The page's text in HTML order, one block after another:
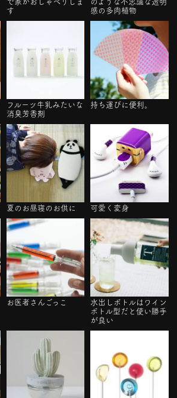
す
感の多肉植物
フルーツ牛乳みたいな
消臭芳香剤
持ち運びに便利。
夏のお昼寝のお供に 可愛く変身
お医者さんごっこ
水出しボトルはワイン
ボトル型だと使い勝手
が良い